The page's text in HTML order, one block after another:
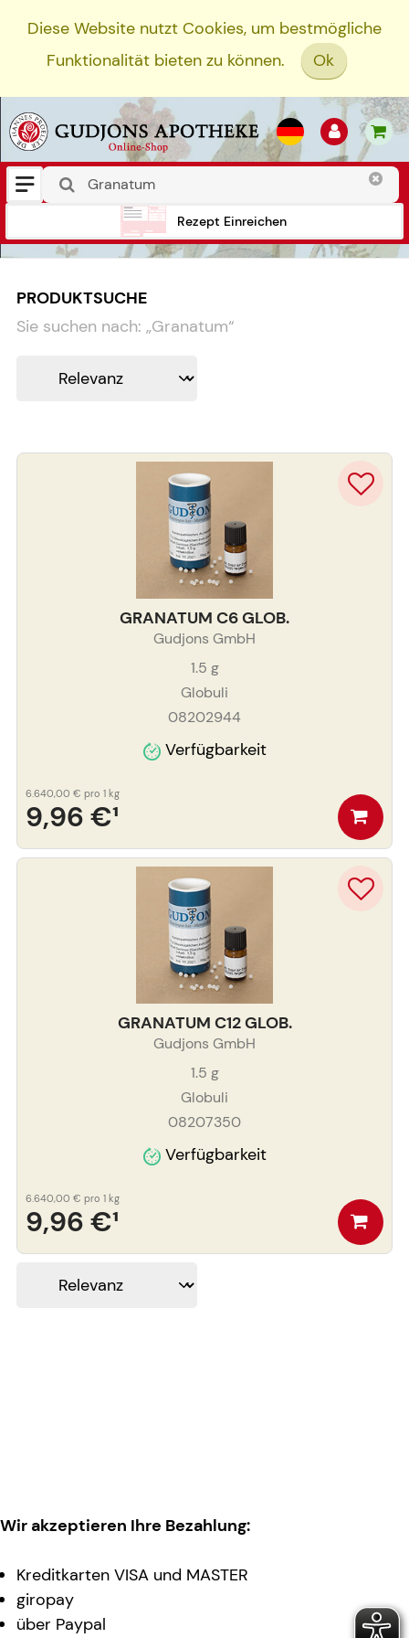
Diese Website nutzt Cookies, um bestmögliche
Funktionalität bieten zu können.
Ok
Rezept Einreichen
PRODUKTSUCHE
Sie suchen nach: „Granatum“
GRANATUM C6 GLOB.
Gudjons GmbH
1.5 g
Globuli
08202944
Verfügbarkeit
9,96 €¹
6.640,00 € pro 1 kg
GRANATUM C12 GLOB.
Gudjons GmbH
1.5 g
Globuli
08207350
Verfügbarkeit
9,96 €¹
6.640,00 € pro 1 kg
Wir akzeptieren Ihre Bezahlung:
Kreditkarten VISA und MASTER
giropay
über Paypal